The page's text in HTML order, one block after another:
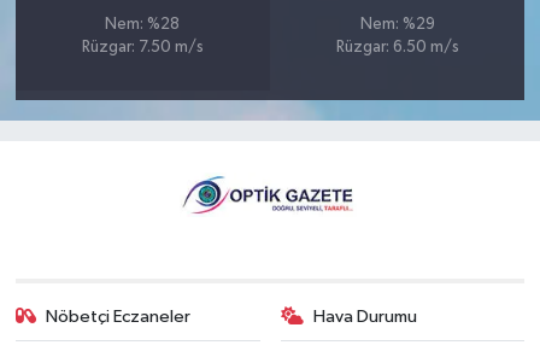
Nem: %28
Rüzgar: 7.50 m/s
Nem: %29
Rüzgar: 6.50 m/s
Nöbetçi Eczaneler Hava Durumu